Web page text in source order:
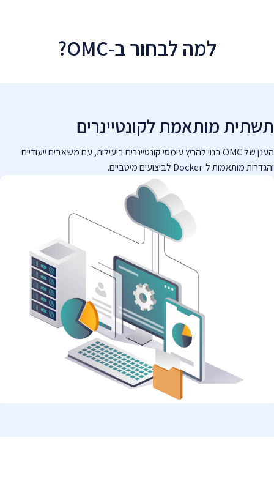
למה לבחור ב-OMC?
תשתית מותאמת לקונטיינרים
הענן של OMC בנוי להריץ עומסי קונטיינרים ביעילות, עם משאבים ייעודיים
והגדרות מותאמות ל-Docker לביצועים מיטביים.